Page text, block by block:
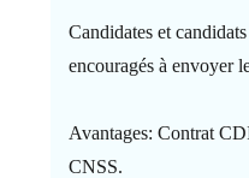
Candidates et
encouragés à envoyer
Avantages: Contrat
CNSS.